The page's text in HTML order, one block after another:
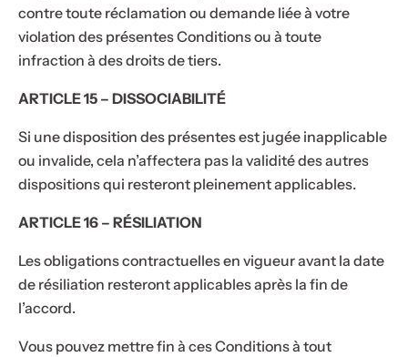
contre toute réclamation ou demande liée à votre
violation des présentes Conditions ou à toute
infraction à des droits de tiers.
ARTICLE 15 – DISSOCIABILITÉ
Si une disposition des présentes est jugée inapplicable
ou invalide, cela n’affectera pas la validité des autres
dispositions qui resteront pleinement applicables.
ARTICLE 16 – RÉSILIATION
Les obligations contractuelles en vigueur avant la date
de résiliation resteront applicables après la fin de
l’accord.
Vous pouvez mettre fin à ces Conditions à tout